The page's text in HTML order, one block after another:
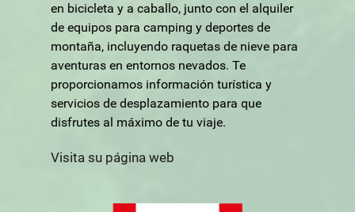
en bicicleta y a caballo, junto con el alquiler
de equipos para camping y deportes de
montaña, incluyendo raquetas de nieve para
aventuras en entornos nevados. Te
proporcionamos información turística y
servicios de desplazamiento para que
disfrutes al máximo de tu viaje.
Visita su página web